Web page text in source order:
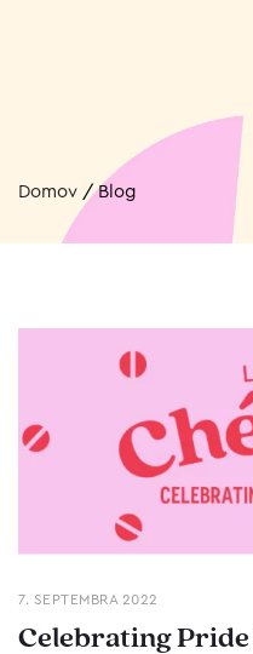
Domov /Blog
7. SEPTEMBRA 2022
Celebrating